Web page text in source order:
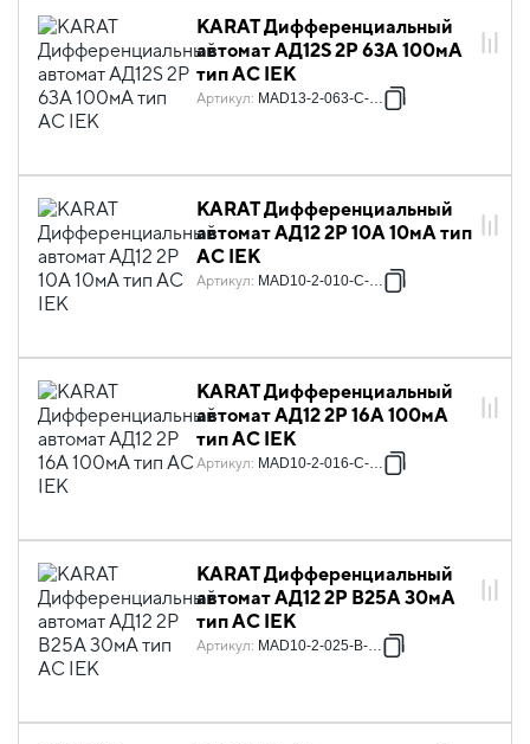
KARAT Дифференциальный
автомат АД12S 2P 63А 100мА
тип AC IEK
Артикул: MAD13-2-063-C-100
KARAT Дифференциальный
автомат АД12 2P 10А 10мА тип
AC IEK
Артикул: MAD10-2-010-C-010
KARAT Дифференциальный
автомат АД12 2P 16А 100мА
тип AC IEK
Артикул: MAD10-2-016-C-100
KARAT Дифференциальный
автомат АД12 2P В25А 30мА
тип AC IEK
Артикул: MAD10-2-025-B-030